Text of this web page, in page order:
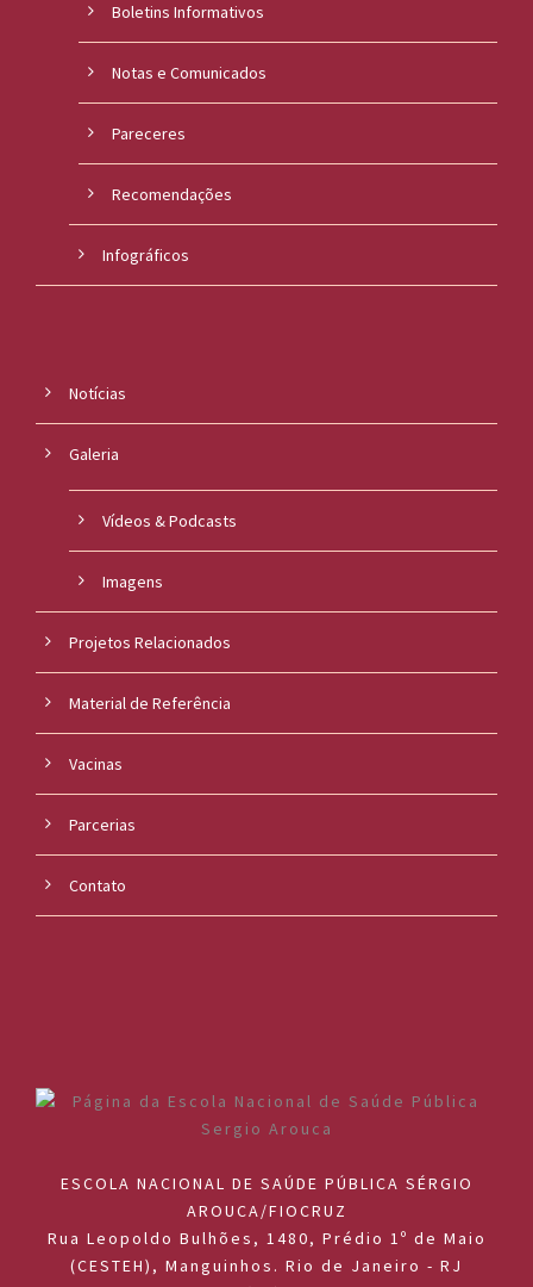
Boletins Informativos
Notas e Comunicados
Pareceres
Recomendações
Infográficos
Notícias
Galeria
Vídeos & Podcasts
Imagens
Projetos Relacionados
Material de Referência
Vacinas
Parcerias
Contato
ESCOLA NACIONAL DE SAÚDE PÚBLICA SÉRGIO
AROUCA/FIOCRUZ
Rua Leopoldo Bulhões, 1480, Prédio 1º de Maio
(CESTEH), Manguinhos. Rio de Janeiro - RJ